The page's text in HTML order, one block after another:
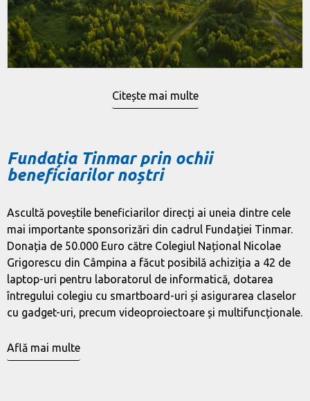
care abordează provocările de mediu.
Citește mai multe
Fundația Tinmar prin ochii
beneficiarilor noștri
Ascultă poveștile beneficiarilor direcți ai uneia dintre cele
mai importante sponsorizări din cadrul Fundației Tinmar.
Donația de 50.000 Euro către Colegiul Național Nicolae
Grigorescu din Câmpina a făcut posibilă achiziția a 42 de
laptop-uri pentru laboratorul de informatică, dotarea
întregului colegiu cu smartboard-uri și asigurarea claselor
cu gadget-uri, precum videoproiectoare și multifuncționale.
Află mai multe